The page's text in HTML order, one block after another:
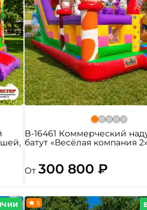
B-16461 Коммерческий
батут «Весёлая компания
От 300 800 ₽
5